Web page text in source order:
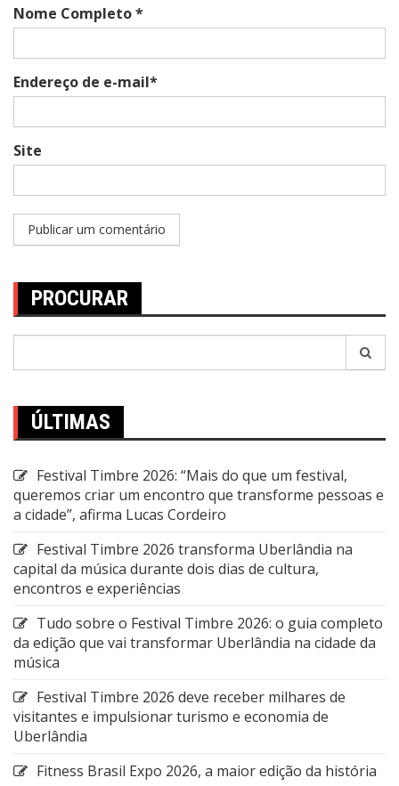
Nome Completo *
Endereço de e-mail*
Site
PROCURAR
ÚLTIMAS
Festival Timbre 2026: “Mais do que um festival,
queremos criar um encontro que transforme pessoas e
a cidade”, afirma Lucas Cordeiro
Festival Timbre 2026 transforma Uberlândia na
capital da música durante dois dias de cultura,
encontros e experiências
Tudo sobre o Festival Timbre 2026: o guia completo
da edição que vai transformar Uberlândia na cidade da
música
Festival Timbre 2026 deve receber milhares de
visitantes e impulsionar turismo e economia de
Uberlândia
Fitness Brasil Expo 2026, a maior edição da história